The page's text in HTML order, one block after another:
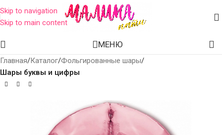
Skip to navigation
Skip to main content
МЕНЮ
Главная Каталог Фольгированные шары
Шары буквы и цифры